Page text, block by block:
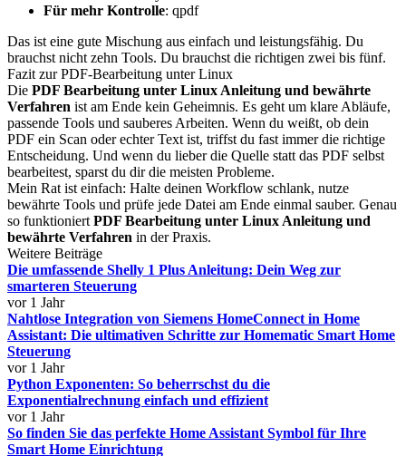
Für mehr Kontrolle: qpdf
Das ist eine gute Mischung aus einfach und leistungsfähig. Du
brauchst nicht zehn Tools. Du brauchst die richtigen zwei bis fünf.
Fazit zur PDF-Bearbeitung unter Linux
Die PDF Bearbeitung unter Linux Anleitung und bewährte
Verfahren ist am Ende kein Geheimnis. Es geht um klare Abläufe,
passende Tools und sauberes Arbeiten. Wenn du weißt, ob dein
PDF ein Scan oder echter Text ist, triffst du fast immer die richtige
Entscheidung. Und wenn du lieber die Quelle statt das PDF selbst
bearbeitest, sparst du dir die meisten Probleme.
Mein Rat ist einfach: Halte deinen Workflow schlank, nutze
bewährte Tools und prüfe jede Datei am Ende einmal sauber. Genau
so funktioniert PDF Bearbeitung unter Linux Anleitung und
bewährte Verfahren in der Praxis.
Weitere Beiträge
Die umfassende Shelly 1 Plus Anleitung: Dein Weg zur
smarteren Steuerung
vor 1 Jahr
Nahtlose Integration von Siemens HomeConnect in Home
Assistant: Die ultimativen Schritte zur Homematic Smart Home
Steuerung
vor 1 Jahr
Python Exponenten: So beherrschst du die
Exponentialrechnung einfach und effizient
vor 1 Jahr
So finden Sie das perfekte Home Assistant Symbol für Ihre
Smart Home Einrichtung